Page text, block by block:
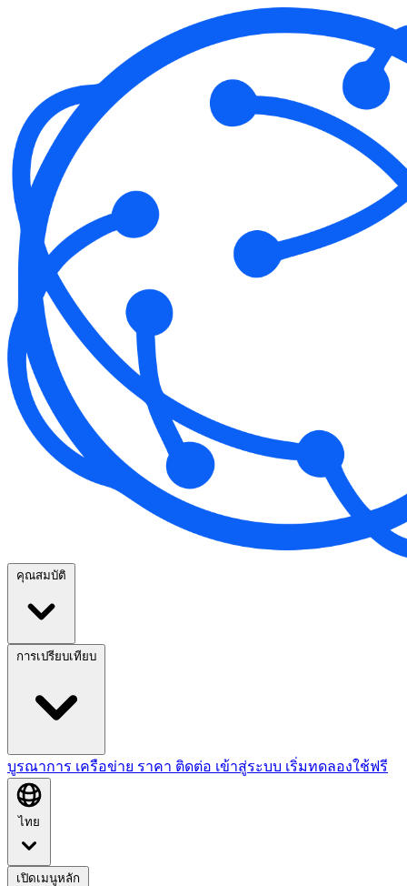
คุณสมบัติ
การเปรียบเทียบ
บูรณาการ เครือข่าย ราคา ติดต่อ เข้าสู่ระบบ เริ่มทดลองใช้ฟรี
ไทย
เปิดเมนูหลัก